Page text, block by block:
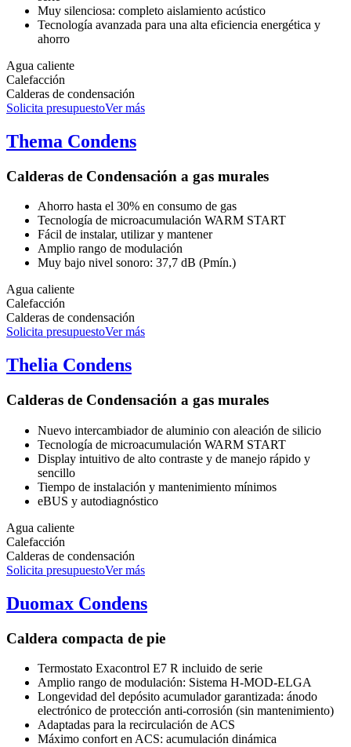
Muy silenciosa: completo aislamiento acústico
Tecnología avanzada para una alta eficiencia energética y
ahorro
Agua caliente
Calefacción
Calderas de condensación
Solicita presupuestoVer más
Thema Condens
Calderas de Condensación a gas murales
Ahorro hasta el 30% en consumo de gas
Tecnología de microacumulación WARM START
Fácil de instalar, utilizar y mantener
Amplio rango de modulación
Muy bajo nivel sonoro: 37,7 dB (Pmín.)
Agua caliente
Calefacción
Calderas de condensación
Solicita presupuestoVer más
Thelia Condens
Calderas de Condensación a gas murales
Nuevo intercambiador de aluminio con aleación de silicio
Tecnología de microacumulación WARM START
Display intuitivo de alto contraste y de manejo rápido y
sencillo
Tiempo de instalación y mantenimiento mínimos
eBUS y autodiagnóstico
Agua caliente
Calefacción
Calderas de condensación
Solicita presupuestoVer más
Duomax Condens
Caldera compacta de pie
Termostato Exacontrol E7 R incluido de serie
Amplio rango de modulación: Sistema H-MOD-ELGA
Longevidad del depósito acumulador garantizada: ánodo
electrónico de protección anti-corrosión (sin mantenimiento)
Adaptadas para la recirculación de ACS
Máximo confort en ACS: acumulación dinámica